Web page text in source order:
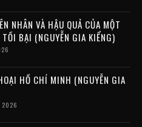
NHÂN VÀ HẬU QUẢ CỦA MỘT
TỒI BẠI (NGUYỄN GIA KIỂNG)
HỒ CHÍ MINH (NGUYỄN GIA
2026